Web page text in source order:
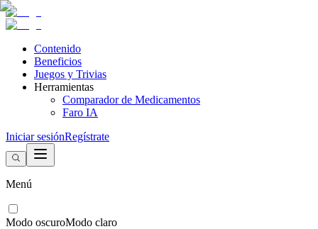
Contenido
Beneficios
Juegos y Trivias
Herramientas
Comparador de Medicamentos
Faro IA
Iniciar sesiónRegístrate
Menú
Modo oscuroModo claro